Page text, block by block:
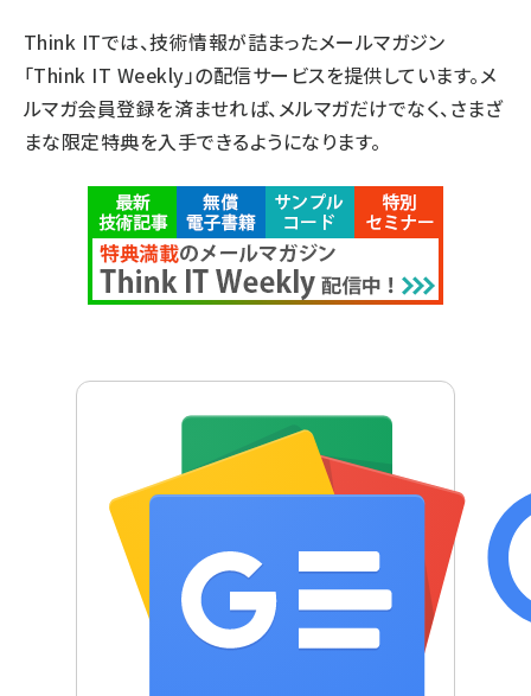
Think ITでは、技術情報が詰まったメールマガジン
「Think IT Weekly」の配信サービスを提供しています。メ
ルマガ会員登録を済ませれば、メルマガだけでなく、さまざ
まな限定特典を入手できるようになります。